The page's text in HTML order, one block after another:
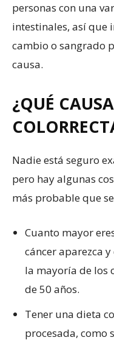
personas con una
intestinales, así que
cambio o sangrado
causa.
¿QUÉ
Nadie está seguro
pero hay algunas
más probable que
Cuanto mayor
cáncer aparezca
la mayoría de los
de 50 años.
Tener una dieta
procesada, como